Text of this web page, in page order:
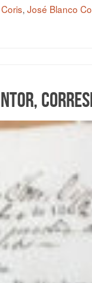
, José Blanco